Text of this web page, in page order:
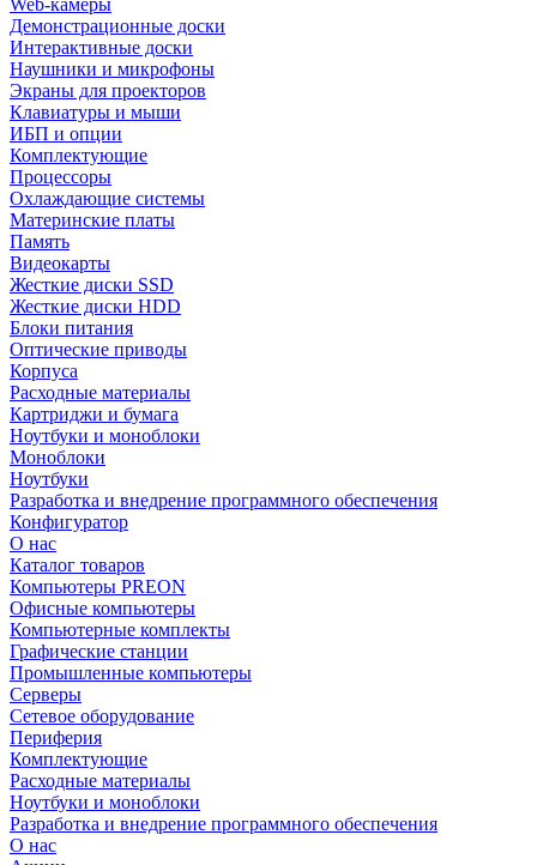
Web-камеры
Демонстрационные доски
Интерактивные доски
Наушники и микрофоны
Экраны для проекторов
Клавиатуры и мыши
ИБП и опции
Комплектующие
Процессоры
Охлаждающие системы
Материнские платы
Память
Видеокарты
Жесткие диски SSD
Жесткие диски HDD
Блоки питания
Оптические приводы
Корпуса
Расходные материалы
Картриджи и бумага
Ноутбуки и моноблоки
Моноблоки
Ноутбуки
Разработка и внедрение программного обеспечения
Конфигуратор
О нас
Каталог товаров
Компьютеры PREON
Офисные компьютеры
Компьютерные комплекты
Графические станции
Промышленные компьютеры
Серверы
Сетевое оборудование
Периферия
Комплектующие
Расходные материалы
Ноутбуки и моноблоки
Разработка и внедрение программного обеспечения
О нас